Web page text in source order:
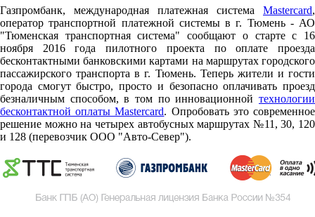
Газпромбанк, международная платежная система Mastercard,
оператор транспортной платежной системы в г. Тюмень - АО
"Тюменская транспортная система" сообщают о старте c 16
ноября 2016 года пилотного проекта по оплате проезда
бесконтактными банковскими картами на маршрутах городского
пассажирского транспорта в г. Тюмень. Теперь жители и гости
города смогут быстро, просто и безопасно оплачивать проезд
безналичным способом, в том по инновационной технологии
бесконтактной оплаты Mastercard. Опробовать это современное
решение можно на четырех автобусных маршрутах №11, 30, 120
и 128 (перевозчик ООО "Авто-Север").